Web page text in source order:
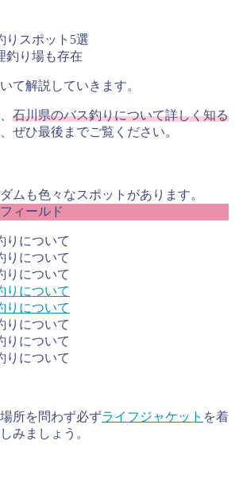
りスポット5選
釣り場も存在
て解説していきます。
石川県のバス釣りについて詳しく知る
ぜひ最後までご覧ください。
ムも色々なスポットがあります。
ィールド
りについて
りについて
りについて
りについて
りについて
りについて
りについて
りについて
所を問わず必ずライフジャケット を着
みましょう。